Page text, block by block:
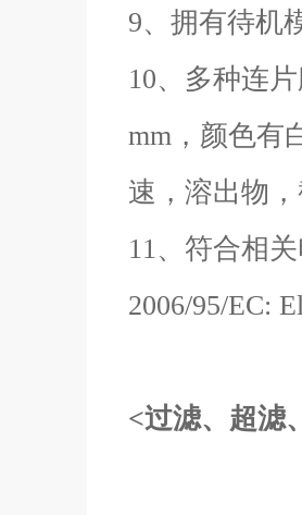
9、拥有待机
10、多种连
mm，颜色有
速，溶出物
11、符合相
2006/95/EC:
<过滤、超滤